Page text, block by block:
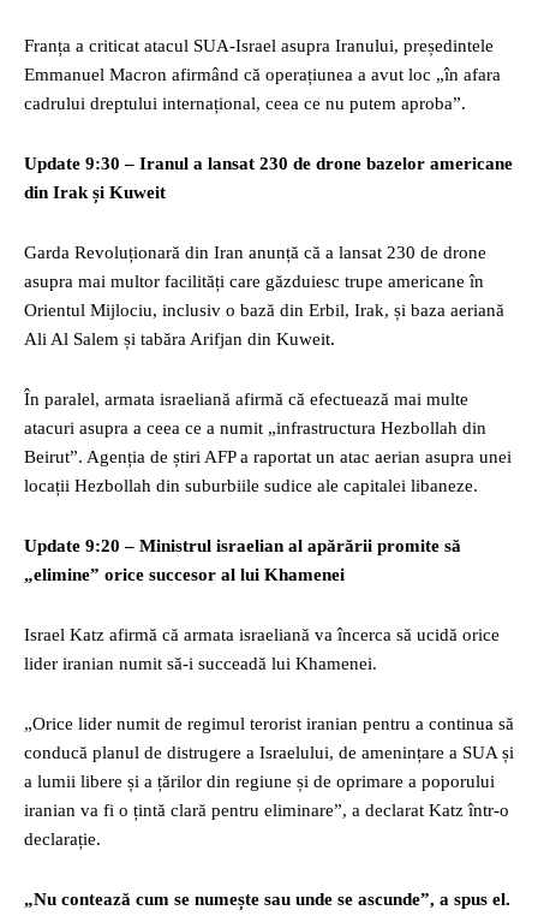
Franța a criticat atacul SUA-Israel asupra Iranului, președintele
Emmanuel Macron afirmând că operațiunea a avut loc „în afara
cadrului dreptului internațional, ceea ce nu putem aproba”.
Update 9:30 – Iranul a lansat 230 de drone bazelor americane
din Irak și Kuweit
Garda Revoluționară din Iran anunță că a lansat 230 de drone
asupra mai multor facilități care găzduiesc trupe americane în
Orientul Mijlociu, inclusiv o bază din Erbil, Irak, și baza aeriană
Ali Al Salem și tabăra Arifjan din Kuweit.
În paralel, armata israeliană afirmă că efectuează mai multe
atacuri asupra a ceea ce a numit „infrastructura Hezbollah din
Beirut”. Agenția de știri AFP a raportat un atac aerian asupra unei
locații Hezbollah din suburbiile sudice ale capitalei libaneze.
Update 9:20 – Ministrul israelian al apărării promite să
„elimine” orice succesor al lui Khamenei
Israel Katz afirmă că armata israeliană va încerca să ucidă orice
lider iranian numit să-i succeadă lui Khamenei.
„Orice lider numit de regimul terorist iranian pentru a continua să
conducă planul de distrugere a Israelului, de amenințare a SUA și
a lumii libere și a țărilor din regiune și de oprimare a poporului
iranian va fi o țintă clară pentru eliminare”, a declarat Katz într-o
declarație.
„Nu contează cum se numește sau unde se ascunde”, a spus el.